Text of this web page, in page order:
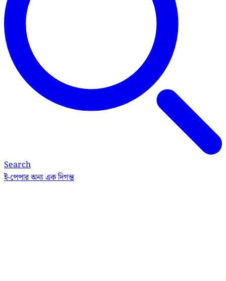
Search
ই-পেপারঅন্য এক দিগন্ত